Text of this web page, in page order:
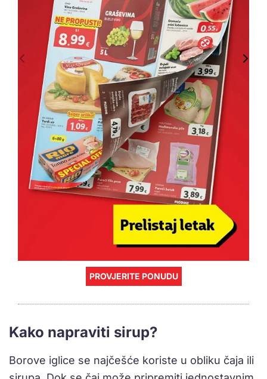
PROVJERITE PONUDU
Kako napraviti sirup?
Borove iglice se najčešće koriste u obliku čaja ili